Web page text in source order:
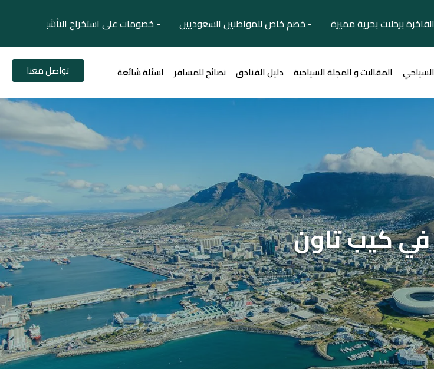
برحلات بحرية مميزة - خصم خاص للمواطنين السعوديين - خصومات على استخراج التأشيرات
المقالات و المجلة السياحية دليل الفنادق نصائح للمسافر اسئلة شائعة تواصل معنا
كيب تاون